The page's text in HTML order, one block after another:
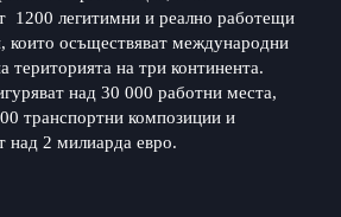
1200 легитимни и реално работещи
които осъществяват международни
територията на три континента.
над 30 000 работни места,
транспортни композиции и
над 2 милиарда евро.